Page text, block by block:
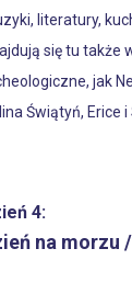
literatury,
się tu także
jak
Świątyń, Erice
4:
na morzu